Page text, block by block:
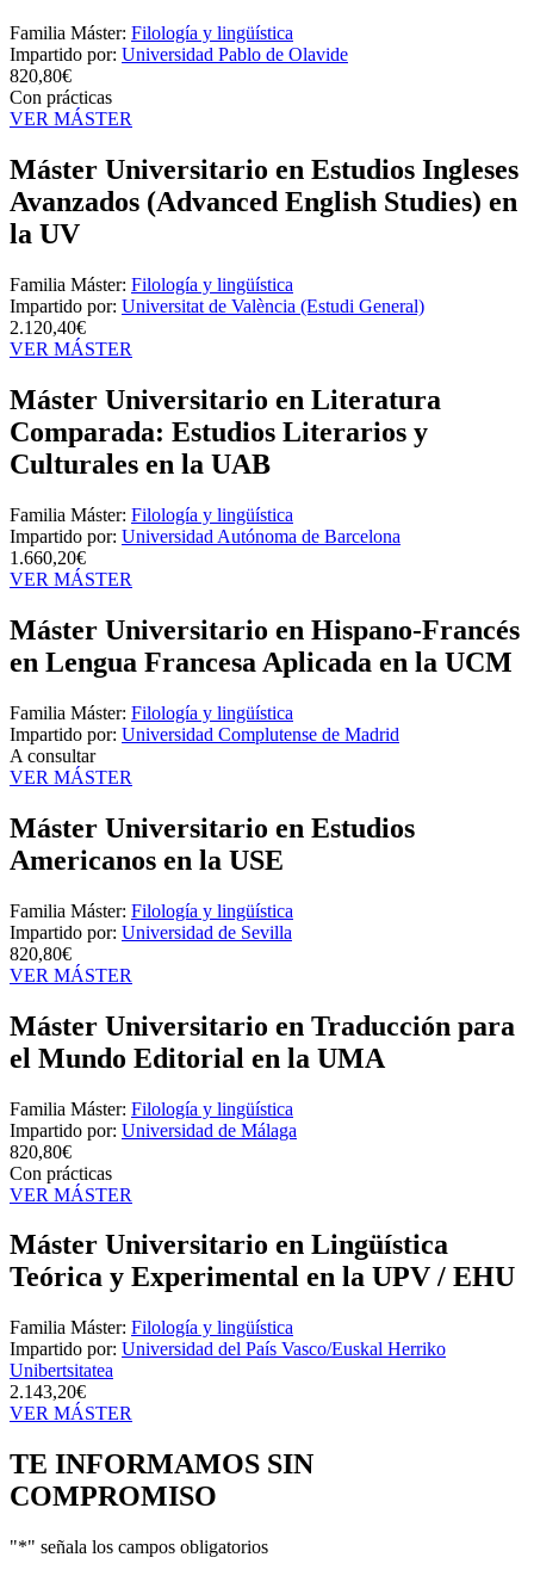
Familia Máster: Filología y lingüística
Impartido por: Universidad Pablo de Olavide
820,80€
Con prácticas
VER MÁSTER
Máster Universitario en Estudios Ingleses
Avanzados (Advanced English Studies) en
la UV
Familia Máster: Filología y lingüística
Impartido por: Universitat de València (Estudi General)
2.120,40€
VER MÁSTER
Máster Universitario en Literatura
Comparada: Estudios Literarios y
Culturales en la UAB
Familia Máster: Filología y lingüística
Impartido por: Universidad Autónoma de Barcelona
1.660,20€
VER MÁSTER
Máster Universitario en Hispano-Francés
en Lengua Francesa Aplicada en la UCM
Familia Máster: Filología y lingüística
Impartido por: Universidad Complutense de Madrid
A consultar
VER MÁSTER
Máster Universitario en Estudios
Americanos en la USE
Familia Máster: Filología y lingüística
Impartido por: Universidad de Sevilla
820,80€
VER MÁSTER
Máster Universitario en Traducción para
el Mundo Editorial en la UMA
Familia Máster: Filología y lingüística
Impartido por: Universidad de Málaga
820,80€
Con prácticas
VER MÁSTER
Máster Universitario en Lingüística
Teórica y Experimental en la UPV / EHU
Familia Máster: Filología y lingüística
Impartido por: Universidad del País Vasco/Euskal Herriko
Unibertsitatea
2.143,20€
VER MÁSTER
TE INFORMAMOS SIN
COMPROMISO
"*" señala los campos obligatorios